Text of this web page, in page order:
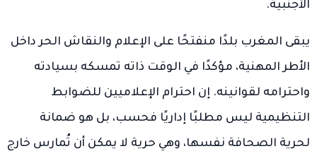
الأجنبية.
يبقى المغرب بلدًا منفتحًا على الإعلام والنقاش الحر داخل
الأطر المهنية، مؤكدًا في الوقت ذاته تمسكه بسيادته
واحترامه لقوانينه. إن احترام الإعلاميين للضوابط
التنظيمية ليس مطلبًا إداريًا فحسب، بل هو ضمانة
لحرية الصحافة نفسها، وهي حرية لا يمكن أن تُمارس خارج